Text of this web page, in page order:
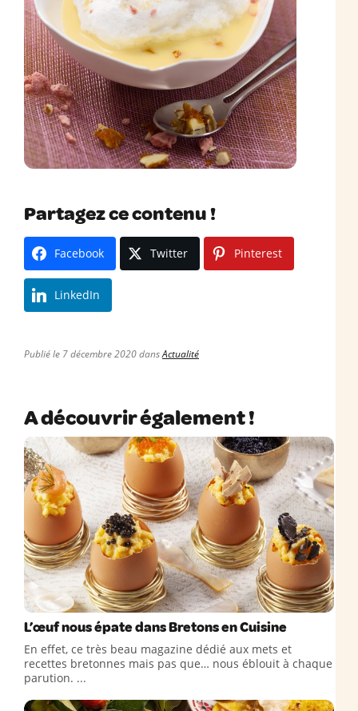
Partagez ce contenu !
Facebook Twitter Pinterest
LinkedIn
Publié le 7 décembre 2020 dansActualité
A découvrir également !
L’œuf nous épate dans Bretons en Cuisine
En effet, ce très beau magazine dédié aux mets et
recettes bretonnes mais pas que… nous éblouit à chaque
parution. ...